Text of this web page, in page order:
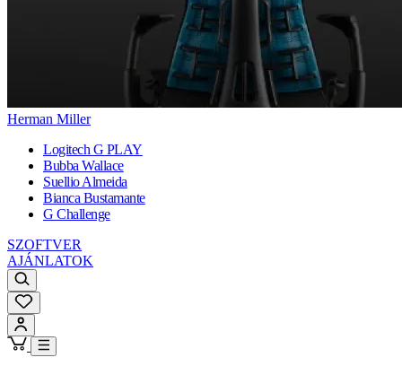
Herman Miller
Logitech G PLAY
Bubba Wallace
Suellio Almeida
Bianca Bustamante
G Challenge
SZOFTVER
AJÁNLATOK